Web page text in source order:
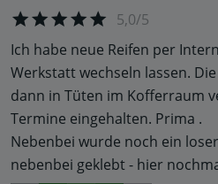
5,0/5
Ich habe neue Reifen per
Werkstatt wechseln lassen.
dann in Tüten im Kofferraum
Termine eingehalten. Prima .
Nebenbei wurde noch ein
nebenbei geklebt - hier